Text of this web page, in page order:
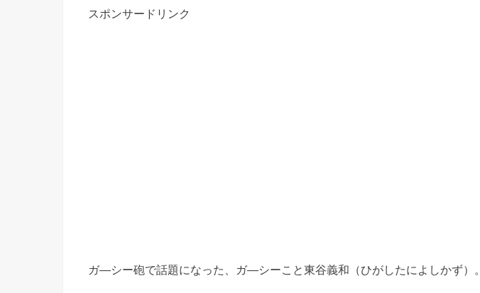
スポンサードリンク
ガ―シー砲で話題になった、ガ―シーこと東谷義和（ひがしたによしかず）。